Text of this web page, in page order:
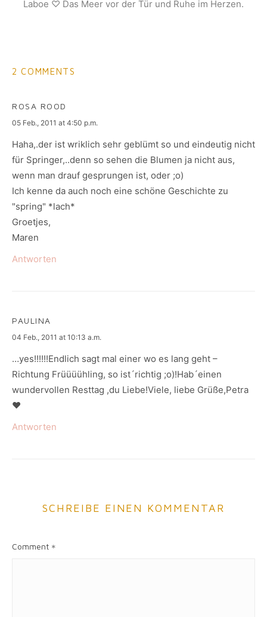
Laboe ♡ Das Meer vor der Tür und Ruhe im Herzen.
2 COMMENTS
ROSA ROOD
says:
05 Feb., 2011 at 4:50 p.m.
Haha,.der ist wriklich sehr geblümt so und eindeutig nicht
für Springer,..denn so sehen die Blumen ja nicht aus,
wenn man drauf gesprungen ist, oder ;o)
Ich kenne da auch noch eine schöne Geschichte zu
"spring" *lach*
Groetjes,
Maren
Antworten
PAULINA
says:
04 Feb., 2011 at 10:13 a.m.
…yes!!!!!!Endlich sagt mal einer wo es lang geht –
Richtung Früüüühling, so ist´richtig ;o)!Hab´einen
wundervollen Resttag ,du Liebe!Viele, liebe Grüße,Petra
♥
Antworten
SCHREIBE EINEN KOMMENTAR
Comment *